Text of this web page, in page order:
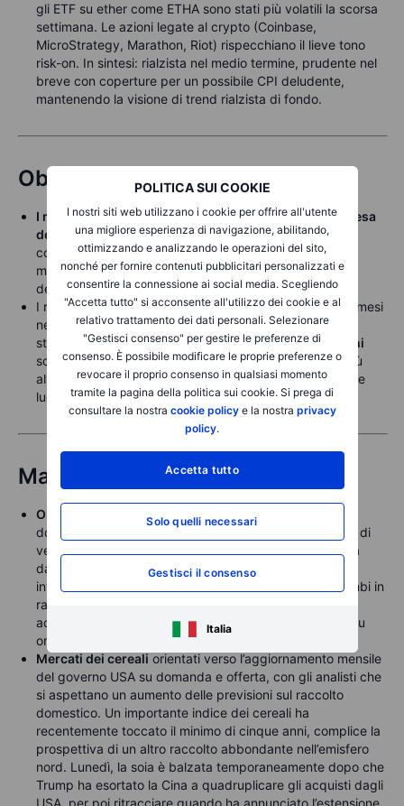
POLITICA SUI COOKIE
I nostri siti web utilizzano i cookie per offrire all'utente
una migliore esperienza di navigazione, abilitando,
ottimizzando e analizzando le operazioni del sito,
nonché per fornire contenuti pubblicitari personalizzati e
consentire la connessione ai social media. Scegliendo
"Accetta tutto" si acconsente all'utilizzo dei cookie e al
relativo trattamento dei dati personali. Selezionare
"Gestisci consenso" per gestire le preferenze di
consenso. È possibile modificare le proprie preferenze o
revocare il proprio consenso in qualsiasi momento
tramite la pagina della politica sui cookie. Si prega di
consultare la nostra cookie policye la nostra privacy
policy.
Accetta tutto
Solo quelli necessari
Gestisci il consenso
Italia
gli ETF su ether come ETHA sono stati più volatili la scorsa
settimana. Le azioni legate al crypto (Coinbase,
MicroStrategy, Marathon, Riot) rispecchiano il lieve tono
risk-on. In sintesi: rialzista nel medio termine, prudente nel
breve con coperture per un possibile CPI deludente,
mantenendo la visione di trend rialzista di fondo.
Obbligazioni
I rendimenti dei Treasury USA restano bloccati in attesa
della pubblicazione del CPI USA di luglio, che molti
considerano il primo dato sull’inflazione in grado di
mostrare più chiaramente l’impatto delle tariffe
dell’amministrazione Trump.
I rendimenti europei sono saliti vicino ai massimi di più mesi
nella parte breve della curva, in contrasto con quelli
statunitensi, conil benchmark tedesco Schatz a 2 anni
scambiato poco sopra l’1,96% e chiusura giornaliera più
alta da aprile, con un massimo intraday dell’1,98% a fine
luglio.
Materie prime
Oro
in rialzo in vista della pubblicazione del CPI USA e
dopo che Trump — come previsto dopo la retromarcia di
venerdì — ha confermato che l’oro non sarà soggetto a
dazi. Già in crescita di circa il 26% da inizio anno, gli
investitori, confortati da un periodo prolungato di scambi in
range anziché da una forte correzione, continuano ad
accumulare posizioni, con le partecipazioni degli ETF su
oro ai massimi da metà 2023.
Mercati dei cereali orientati verso l’aggiornamento mensile
del governo USA su domanda e offerta, con gli analisti che
si aspettano un aumento delle previsioni sul raccolto
domestico. Un importante indice dei cereali ha
recentemente toccato il minimo di cinque anni, complice la
prospettiva di un altro raccolto abbondante nell’emisfero
nord. Lunedì, la soia è balzata temporaneamente dopo che
Trump ha esortato la Cina a quadruplicare gli acquisti dagli
USA, per poi ritracciare quando ha annunciato l’estensione